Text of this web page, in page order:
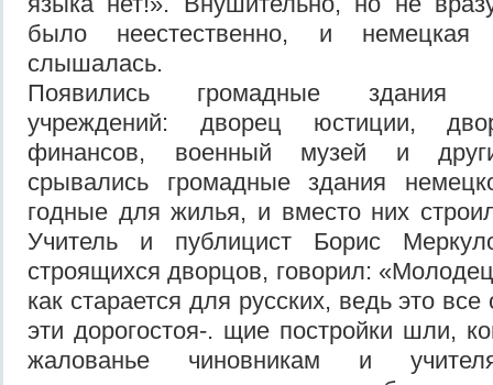
было неестественно, и
слышалась.
Появились громадные здания
учреждений: дворец юстиции,
финансов, военный музей и
срывались громадные здания
годные для жилья, и вместо них
Учитель и публицист Борис
строящихся дворцов, говорил:
как старается для русских, ведь это
эти дорогостоя-. щие постройки шли,
жалованье чиновникам и